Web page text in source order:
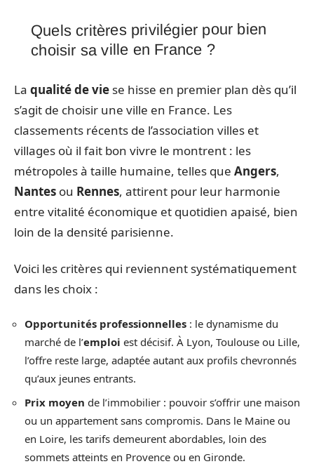
Quels critères privilégier pour bien
choisir sa ville en France ?
La qualité de vie se hisse en premier plan dès qu’il
s’agit de choisir une ville en France. Les
classements récents de l’association villes et
villages où il fait bon vivre le montrent : les
métropoles à taille humaine, telles que Angers,
Nantes ou Rennes, attirent pour leur harmonie
entre vitalité économique et quotidien apaisé, bien
loin de la densité parisienne.
Voici les critères qui reviennent systématiquement
dans les choix :
Opportunités professionnelles : le dynamisme du
marché de l’emploi est décisif. À Lyon, Toulouse ou Lille,
l’offre reste large, adaptée autant aux profils chevronnés
qu’aux jeunes entrants.
Prix moyen de l’immobilier : pouvoir s’offrir une maison
ou un appartement sans compromis. Dans le Maine ou
en Loire, les tarifs demeurent abordables, loin des
sommets atteints en Provence ou en Gironde.